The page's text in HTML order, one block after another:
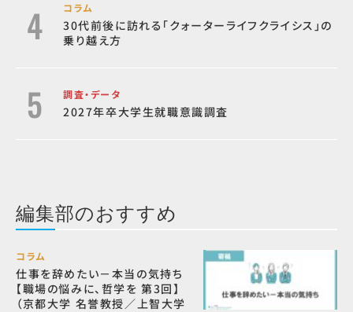
コラム
30代前後に訪れる「クォーターライフクライシス」の
乗り越え方
調査・データ
2027年卒大学生就職意識調査
編集部のおすすめ
コラム
仕事を辞めたい－本当の気持ち
【職場の悩みに、哲学を 第3回】
（京都大学 名誉教授／上智大学